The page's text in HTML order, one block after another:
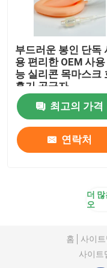
부드러운 봉인 단독
용 편리한 OEM 사
능 실리콘 목마스크
흡기 공급자
최고의 가격
연락처
더
오
홈 사이트
사이트